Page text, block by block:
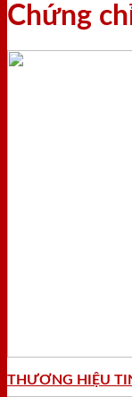
Chứng
THƯƠNG HIỆU